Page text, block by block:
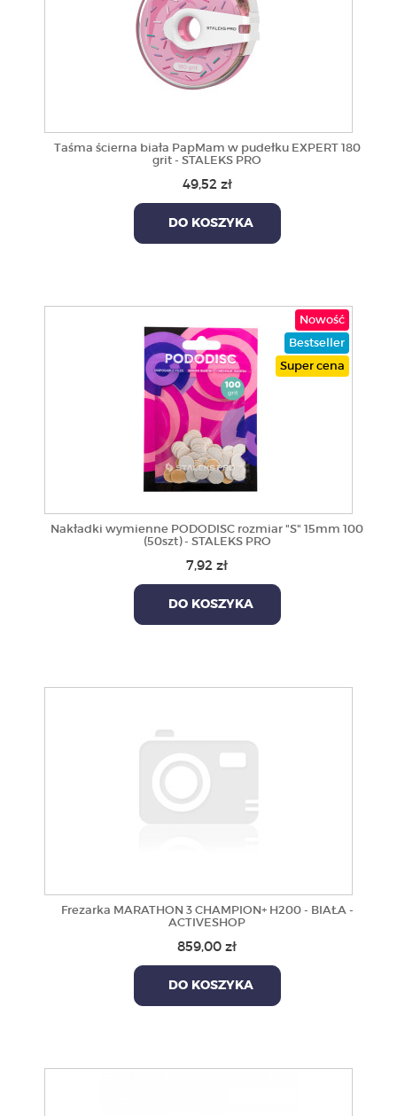
Taśma ścierna biała PapMam w pudełku EXPERT 180
grit - STALEKS PRO
49,52 zł
DO KOSZYKA
Nowość
Bestseller
Super cena
Nakładki wymienne PODODISC rozmiar "S" 15mm 100
(50szt) - STALEKS PRO
7,92 zł
DO KOSZYKA
Frezarka MARATHON 3 CHAMPION+ H200 - BIAŁA -
ACTIVESHOP
859,00 zł
DO KOSZYKA